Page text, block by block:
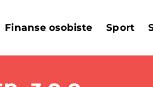
Finanse osobiste Sport